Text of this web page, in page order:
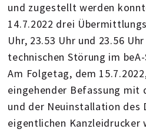
und zugestellt werden
14.7.2022 drei
Uhr, 23.53 Uhr und 23.56
technischen Störung im
Am Folgetag, dem
eingehender Befassung mit
und der Neuinstallation des
eigentlichen Kanzleidrucker